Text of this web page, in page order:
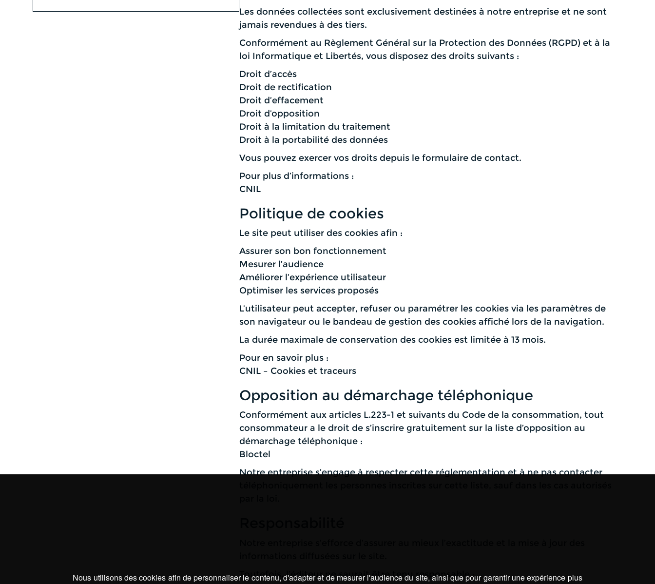
Les données collectées sont exclusivement destinées à notre entreprise et ne sont
jamais revendues à des tiers.
Conformément au Règlement Général sur la Protection des Données (RGPD) et à la
loi Informatique et Libertés, vous disposez des droits suivants :
Droit d’accès
Droit de rectification
Droit d’effacement
Droit d’opposition
Droit à la limitation du traitement
Droit à la portabilité des données
Vous pouvez exercer vos droits depuis le formulaire de contact.
Pour plus d’informations :
CNIL
Politique de cookies
Le site peut utiliser des cookies afin :
Assurer son bon fonctionnement
Mesurer l’audience
Améliorer l’expérience utilisateur
Optimiser les services proposés
L’utilisateur peut accepter, refuser ou paramétrer les cookies via les paramètres de
son navigateur ou le bandeau de gestion des cookies affiché lors de la navigation.
La durée maximale de conservation des cookies est limitée à 13 mois.
Pour en savoir plus :
CNIL – Cookies et traceurs
Opposition au démarchage téléphonique
Conformément aux articles L.223-1 et suivants du Code de la consommation, tout
consommateur a le droit de s’inscrire gratuitement sur la liste d’opposition au
démarchage téléphonique :
Bloctel
Notre entreprise s’engage à respecter cette réglementation et à ne pas contacter
Toutefois, l’éditeur ne saurait être tenu responsable :
Nous utilisons des cookies afin de personnaliser le contenu, d'adapter et de mesurer l'audience du site, ainsi que pour garantir une expérience plus